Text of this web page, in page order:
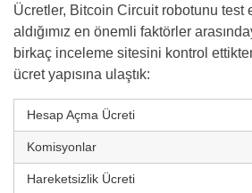
Ücretler, Bitcoin Circuit robotunu test
aldığımız en önemli faktörler
birkaç inceleme sitesini kontrol
ücret yapısına ulaştık:
Hesap Açma Ücreti
Komisyonlar
Hareketsizlik Ücreti